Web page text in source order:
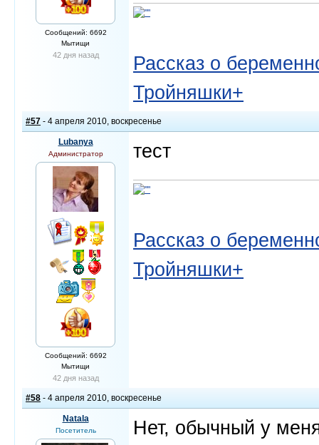
Сообщений: 6692
Мытищи
42 дня назад
Рассказ о
Тройняшки+
#57 - 4 апреля 2010, воскресенье
Lubanya
Администратор
Сообщений: 6692
Мытищи
42 дня назад
тест
Рассказ о
Тройняшки+
#58 - 4 апреля 2010, воскресенье
Natala
Посетитель
Нет, обычный у